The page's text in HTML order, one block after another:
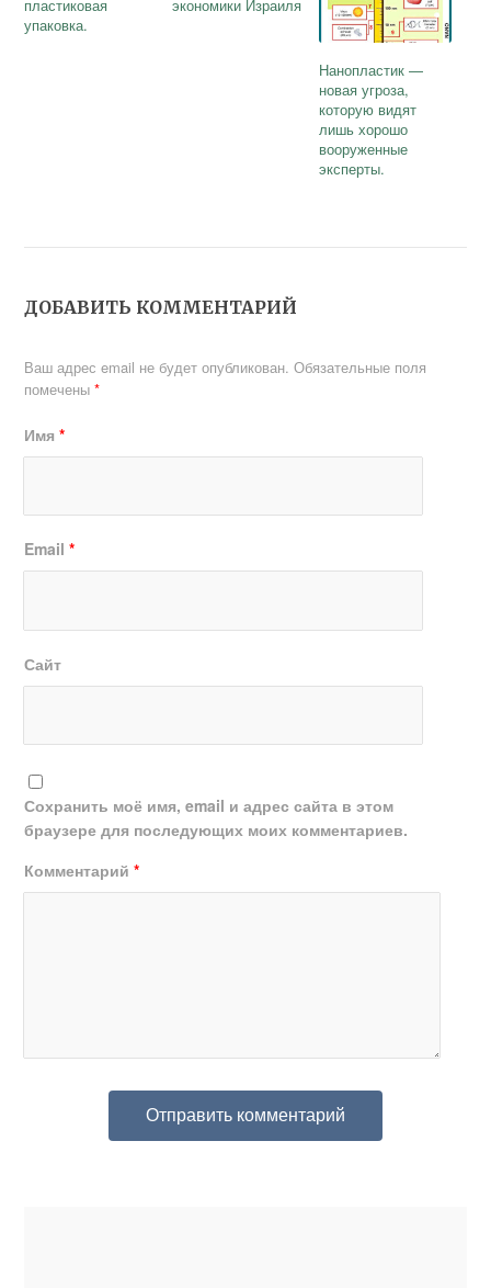
пластиковая
упаковка.
экономики Израиля
Нанопластик —
новая угроза,
которую видят
лишь хорошо
вооруженные
эксперты.
ДОБАВИТЬ КОММЕНТАРИЙ
Ваш адрес email не будет опубликован. Обязательные поля
помечены*
Имя*
Email*
Сайт
Сохранить моё имя, email и адрес сайта в этом
браузере для последующих моих комментариев.
Комментарий*